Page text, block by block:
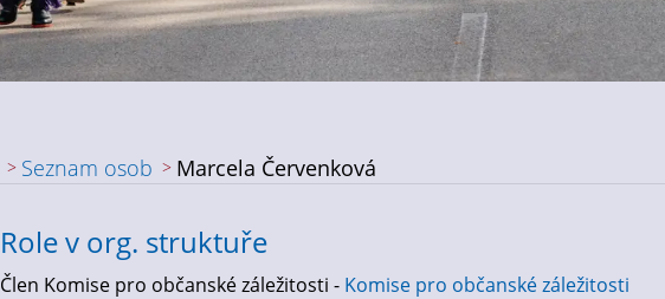
Seznam osob Marcela Červenková
Role v org. struktuře
Člen Komise pro občanské záležitosti - Komise pro občanské záležitosti